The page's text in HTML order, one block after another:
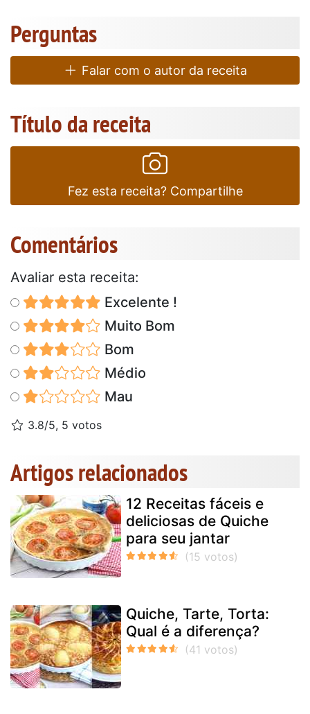
Perguntas
Falar com o autor da receita
Título da receita
Fez esta receita? Compartilhe
Comentários
Avaliar esta receita:
Excelente !
Muito Bom
Bom
Médio
Mau
3.8/5, 5 votos
Artigos relacionados
12 Receitas fáceis e
deliciosas de Quiche
para seu jantar
Quiche, Tarte, Torta:
Qual é a diferença?